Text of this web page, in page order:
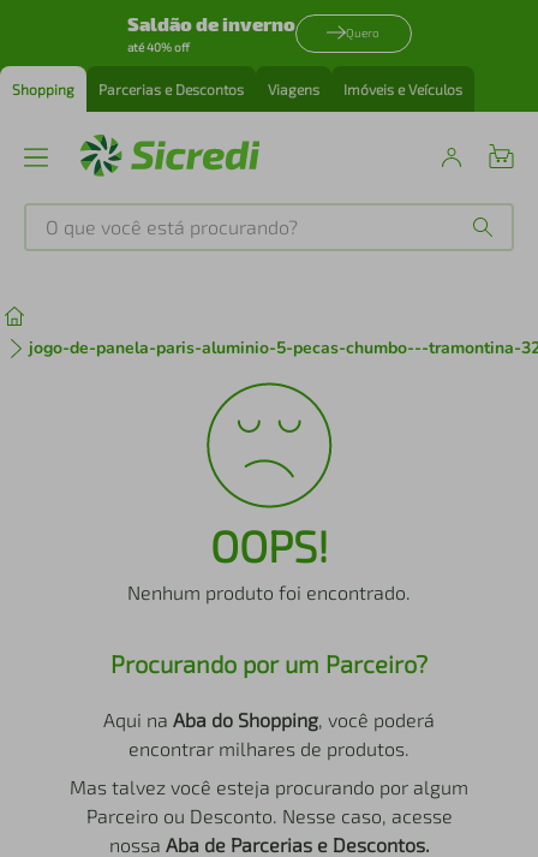
Saldão de inverno
até 40% off
Quero
Shopping Parcerias e Descontos Viagens Imóveis e Veículos
O que você está procurando?
jogo-de-panela-paris-aluminio-5-pecas-chumbo---tramontina-
OOPS!
Nenhum produto foi encontrado.
Procurando por um Parceiro?
Aqui na Aba do Shopping, você poderá
encontrar milhares de produtos.
Mas talvez você esteja procurando por algum
Parceiro ou Desconto. Nesse caso, acesse
nossa Aba de Parcerias e Descontos.
tenis
iphone